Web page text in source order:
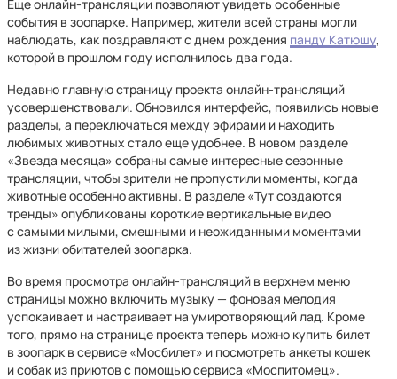
Еще онлайн-трансляции позволяют увидеть особенные
события в зоопарке. Например, жители всей страны могли
наблюдать, как поздравляют с днем рождения панду Катюшу,
которой в прошлом году исполнилось два года.
Недавно главную страницу проекта онлайн-трансляций
усовершенствовали. Обновился интерфейс, появились новые
разделы, а переключаться между эфирами и находить
любимых животных стало еще удобнее. В новом разделе
«Звезда месяца» собраны самые интересные сезонные
трансляции, чтобы зрители не пропустили моменты, когда
животные особенно активны. В разделе «Тут создаются
тренды» опубликованы короткие вертикальные видео
с самыми милыми, смешными и неожиданными моментами
из жизни обитателей зоопарка.
Во время просмотра онлайн-трансляций в верхнем меню
страницы можно включить музыку — фоновая мелодия
успокаивает и настраивает на умиротворяющий лад. Кроме
того, прямо на странице проекта теперь можно купить билет
в зоопарк в сервисе «Мосбилет» и посмотреть анкеты кошек
и собак из приютов с помощью сервиса «Моспитомец».